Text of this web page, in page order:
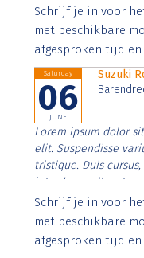
Aenean faucibus
imperdiet. Nunc ut
Schrijf je in voor
met beschikbare
afgesproken tijd
Saturday
06
JUNE
Suzuki
Lorem ipsum dolor
elit. Suspendisse
tristique. Duis
interdum nulla, ut
Aenean faucibus
imperdiet. Nunc ut
Schrijf je in voor
met beschikbare
afgesproken tijd